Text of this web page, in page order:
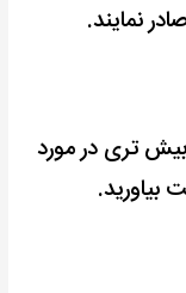
نمایند.
بیش تری در مورد
بیاورید.